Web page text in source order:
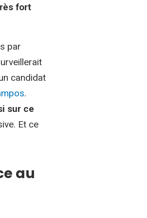
fort
par
candidat
.
sur ce
Et ce
au